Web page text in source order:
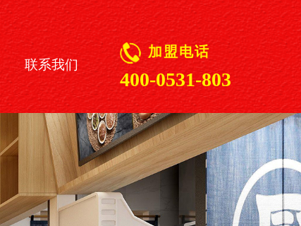
联系我们
加盟电话
400-0531-803